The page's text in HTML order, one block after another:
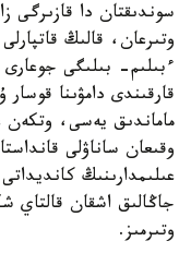
سوندىقتان دا قازىرگى
وتىرعان، قالىڭ
ءبىلىم- بىلىگى جوعارى
قارقىندى دامۋىنا
وقىعان ساناۋلى
جاڭالىق اشقان قالتاي
وتىرمىز.